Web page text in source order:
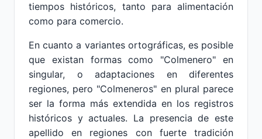
tiempos históricos, tanto para alimentación
como para comercio.
En cuanto a variantes ortográficas, es posible
que existan formas como "Colmenero" en
singular, o adaptaciones en diferentes
regiones, pero "Colmeneros" en plural parece
ser la forma más extendida en los registros
históricos y actuales. La presencia de este
apellido en regiones con fuerte tradición